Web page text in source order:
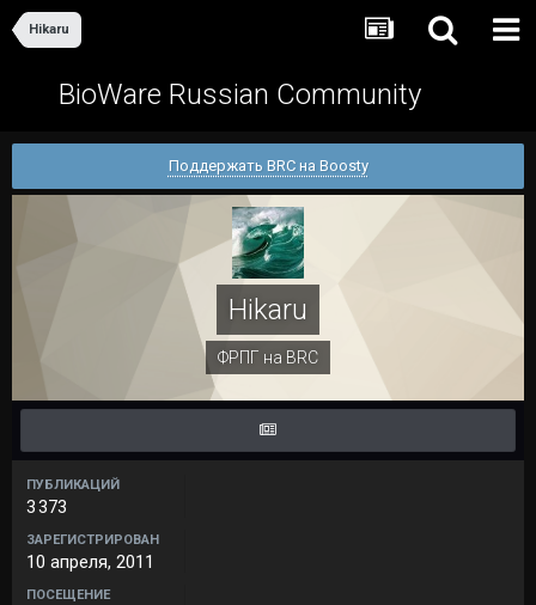
Hikaru
BioWare Russian Community
Поддержать BRC на Boosty
Hikaru
ФРПГ на BRC
ПУБЛИКАЦИЙ
3 373
ЗАРЕГИСТРИРОВАН
10 апреля, 2011
ПОСЕЩЕНИЕ